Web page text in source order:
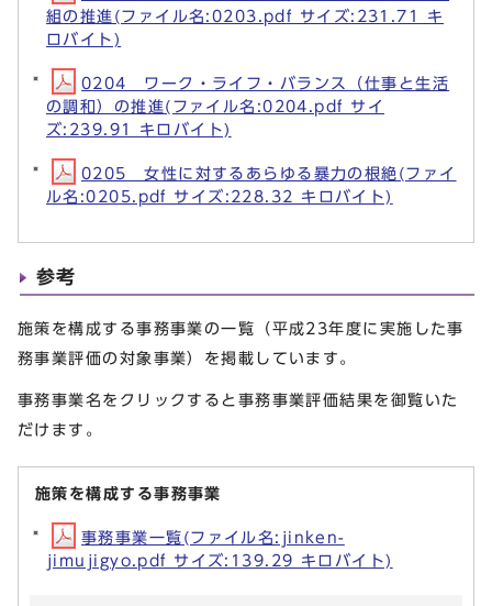
組の推進(ファイル名:0203.pdf サイズ:231.71 キ
ロバイト)
0204 ワーク・ライフ・バランス（仕事と生活
の調和）の推進(ファイル名:0204.pdf サイ
ズ:239.91 キロバイト)
0205 女性に対するあらゆる暴力の根絶(ファイ
ル名:0205.pdf サイズ:228.32 キロバイト)
参考
施策を構成する事務事業の一覧（平成23年度に実施した事
務事業評価の対象事業）を掲載しています。
事務事業名をクリックすると事務事業評価結果を御覧いた
だけます。
施策を構成する事務事業
事務事業一覧(ファイル名:jinken-
jimujigyo.pdf サイズ:139.29 キロバイト)